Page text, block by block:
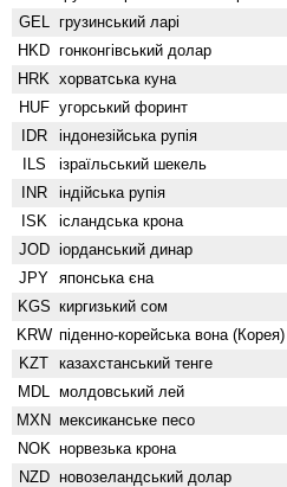
GEL грузинський ларі
HKD гонконгівський долар
HRK хорватська куна
HUF угорський форинт
IDR індонезійська рупія
ILS ізраїльський шекель
INR індійська рупія
ISK ісландська крона
JOD іорданський динар
JPY японська єна
KGS киргизький сом
KRW піденно-корейська вона (Корея)
KZT казахстанський тенге
MDL молдовський лей
MXN мексиканське песо
NOK норвезька крона
NZD ново­зеландський долар